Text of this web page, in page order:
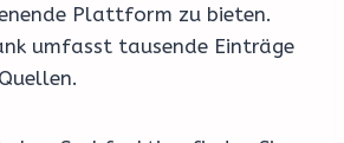
Plattform zu bieten.
umfasst tausende Einträge